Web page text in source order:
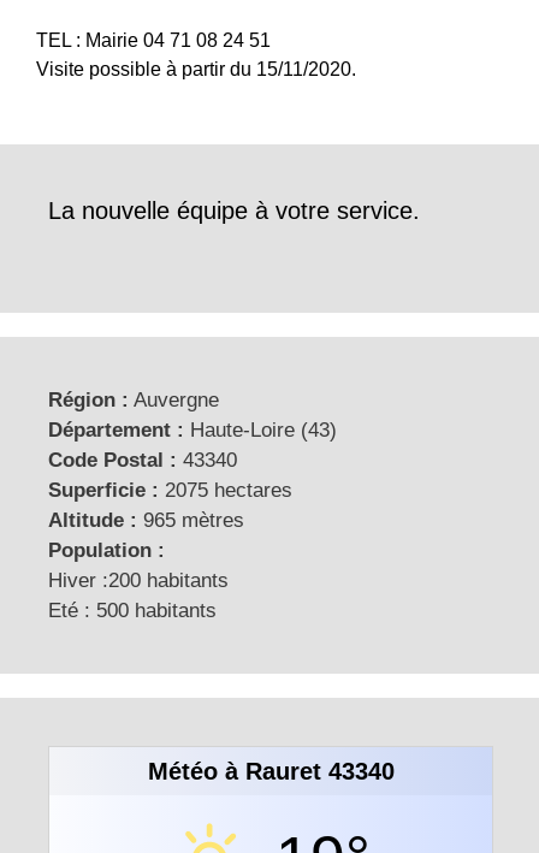
TEL : Mairie 04 71 08 24 51
Visite possible à partir du 15/11/2020.
La nouvelle équipe à votre service.
Région : Auvergne
Département : Haute-Loire (43)
Code Postal : 43340
Superficie : 2075 hectares
Altitude : 965 mètres
Population :
Hiver :200 habitants
Eté : 500 habitants
Météo à Rauret 43340